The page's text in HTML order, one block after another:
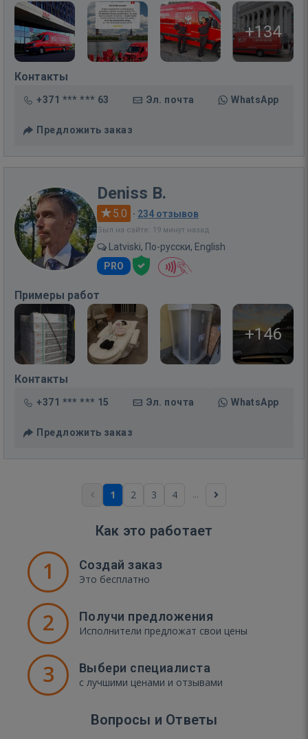
+134
Контакты
+371 *** *** 63 Эл. почта WhatsApp
Предложить заказ
Deniss B.
5.0 · 234 отзывов
Был на сайте: 19 минут назад
Latviski, По-русски, English
PRO
Примеры работ
+146
Контакты
+371 *** *** 15 Эл. почта WhatsApp
Предложить заказ
1 2 3 4 ...
Как это работает
1 Создай заказ
Это бесплатно
2 Получи предложения
Исполнители предложат свои цены
3 Выбери специалиста
с лучшими ценами и отзывами
Вопросы и Ответы